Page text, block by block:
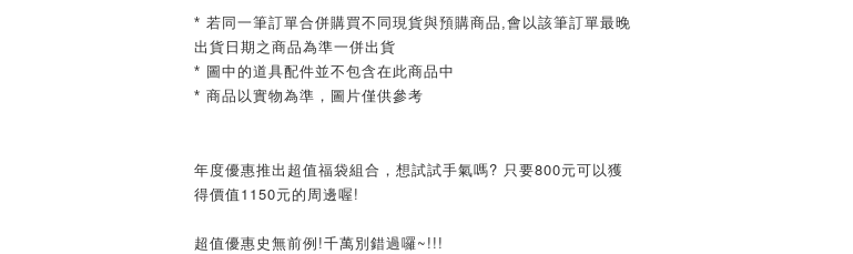
* 若同一筆訂單合併購買不同現貨與預購商品,會以該筆訂單最晚
出貨日期之商品為準一併出貨
* 圖中的道具配件並不包含在此商品中
* 商品以實物為準，圖片僅供參考
年度優惠推出超值福袋組合，想試試手氣嗎? 只要800元可以獲
得價值1150元的周邊喔!
超值優惠史無前例!千萬別錯過囉~!!!